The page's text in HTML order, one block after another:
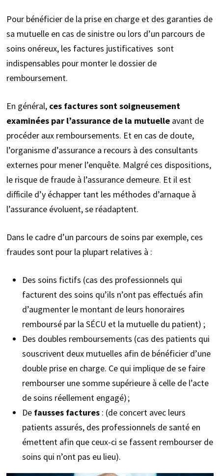
Pour bénéficier de la prise en charge et des garanties de
sa mutuelle en cas de sinistre ou lors d’un parcours de
soins onéreux, les factures justificatives sont
indispensables pour monter le dossier de
remboursement.
En général, ces factures sont soigneusement
examinées par l’assurance de la mutuelleavant de
procéder aux remboursements. Et en cas de doute,
l’organisme d’assurance a recours à des consultants
externes pour mener l’enquête. Malgré ces dispositions,
le risque de fraude à l’assurance demeure. Et il est
difficile d’y échapper tant les méthodes d’arnaque à
l’assurance évoluent, se réadaptent.
Dans le cadre d’un parcours de soins par exemple, ces
fraudes sont pour la plupart relatives à :
Des soins fictifs (cas des professionnels qui
facturent des soins qu’ils n’ont pas effectués afin
d’augmenter le montant de leurs honoraires
remboursé par la SÉCU et la mutuelle du patient) ;
Des doubles remboursements (cas des patients qui
souscrivent deux mutuelles afin de bénéficier d’une
double prise en charge. Ce qui implique de se faire
rembourser une somme supérieure à celle de l’acte
de soins réellement engagé) ;
De fausses factures: (de concert avec leurs
patients assurés, des professionnels de santé en
émettent afin que ceux-ci se fassent rembourser de
soins qui n’ont pas eu lieu).